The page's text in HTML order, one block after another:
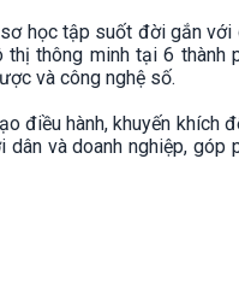
học tập suốt đời gắn
thông minh tại 6 thành
và công nghệ số.
điều hành, khuyến khích
và doanh nghiệp, góp